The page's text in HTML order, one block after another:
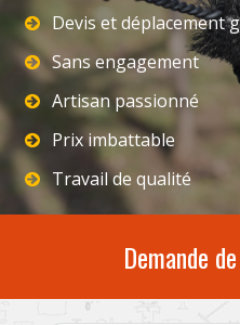
Devis et déplacement
Sans engagement
Artisan passionné
Prix imbattable
Travail de qualité
Demande